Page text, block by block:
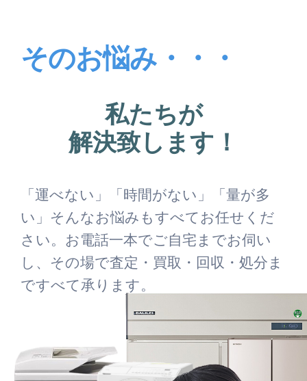
そのお悩み・・・
私たちが
解決致します！
「運べない」「時間がない」「量が多
い」そんなお悩みもすべてお任せくだ
さい。お電話一本でご自宅までお伺い
し、その場で査定・買取・回収・処分ま
ですべて承ります。